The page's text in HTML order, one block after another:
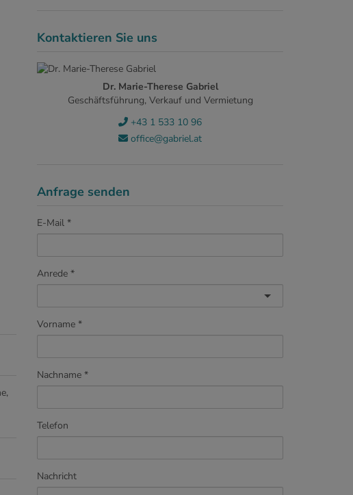
Kontaktieren Sie uns
Dr. Marie-Therese Gabriel
Geschäftsführung, Verkauf und Vermietung
+43 1 533 10 96
office@gabriel.at
Anfrage senden
E-Mail
Anrede
Vorname
Nachname
Telefon
Nachricht